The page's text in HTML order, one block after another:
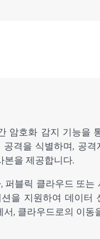
암호화 감지 기능을
격을 식별하며, 공격
본을 제공합니다.
퍼블릭 클라우드 또
을 지원하여 데이터
, 클라우드로의 이동